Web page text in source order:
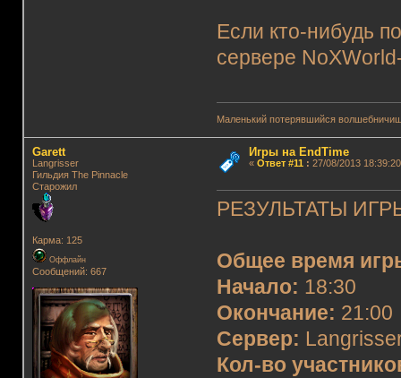
Если кто-нибудь
сервере
Маленький потерявшийся
Garett
Langrisser
Гильдия The Pinnacle
Старожил
Карма: 125
Оффлайн
Сообщений: 667
Игры на EndTime
« Ответ #11 : 27/08/2013
РЕЗУЛЬТАТЫ
Общее время
Начало: 18:30
Окончание: 21:00
Сервер:
Кол-во